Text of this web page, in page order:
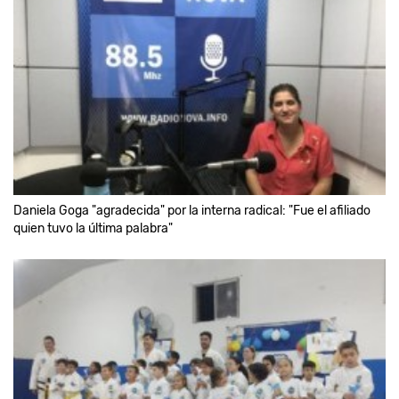
Daniela Goga "agradecida" por la interna radical: "Fue el afiliado
quien tuvo la última palabra"